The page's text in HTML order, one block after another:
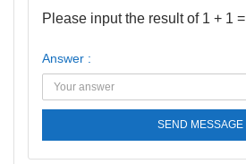
Please input the result of 1 + 1 =
Answer :
SEND MESSAGE